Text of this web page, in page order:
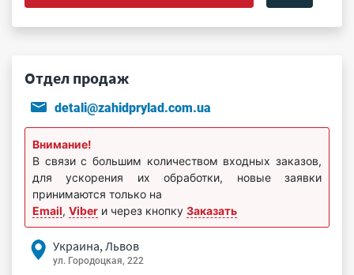
Отдел продаж
detali@zahidprylad.com.ua
Внимание!
В связи с большим количеством входных заказов,
для ускорения их обработки, новые заявки
принимаются только на
Email, Viber и через кнопку Заказать
Украина, Львов
ул. Городоцкая, 222